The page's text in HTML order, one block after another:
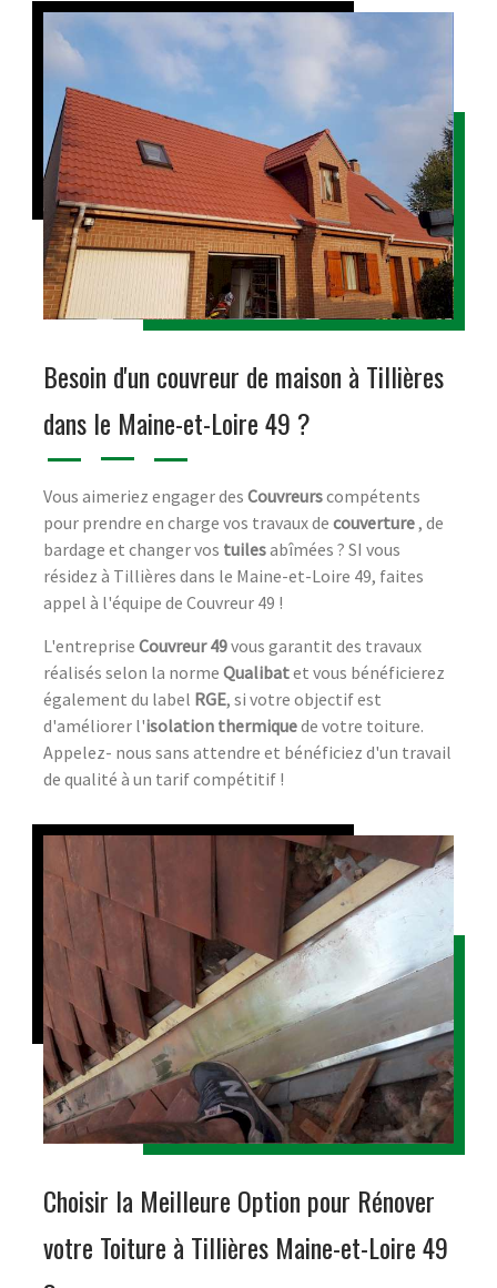
Besoin d'un couvreur de maison à Tillières
dans le Maine-et-Loire 49 ?
Vous aimeriez engager des Couvreurscompétents
pour prendre en charge vos travaux de couverture, de
bardage et changer vos tuilesabîmées ? SI vous
résidez à Tillières dans le Maine-et-Loire 49, faites
appel à l'équipe de Couvreur 49 !
L'entreprise Couvreur 49vous garantit des travaux
réalisés selon la norme Qualibatet vous bénéficierez
également du label RGE, si votre objectif est
d'améliorer l'isolation thermiquede votre toiture.
Appelez- nous sans attendre et bénéficiez d'un travail
de qualité à un tarif compétitif !
Choisir la Meilleure Option pour Rénover
votre Toiture à Tillières Maine-et-Loire 49